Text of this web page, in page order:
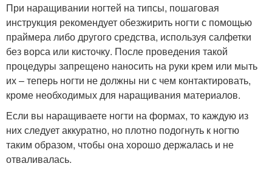
При наращивании ногтей на типсы, пошаговая
инструкция рекомендует обезжирить ногти с помощью
праймера либо другого средства, используя салфетки
без ворса или кисточку. После проведения такой
процедуры запрещено наносить на руки крем или мыть
их – теперь ногти не должны ни с чем контактировать,
кроме необходимых для наращивания материалов.
Если вы наращиваете ногти на формах, то каждую из
них следует аккуратно, но плотно подогнуть к ногтю
таким образом, чтобы она хорошо держалась и не
отваливалась.